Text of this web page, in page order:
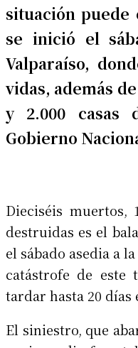
situación
se inició el
Valparaíso,
vidas, además
y 2.000 casas
Gobierno
Dieciséis muertos,
destruidas es el
el sábado asedia a
catástrofe de este
tardar hasta 20 días
El siniestro, que